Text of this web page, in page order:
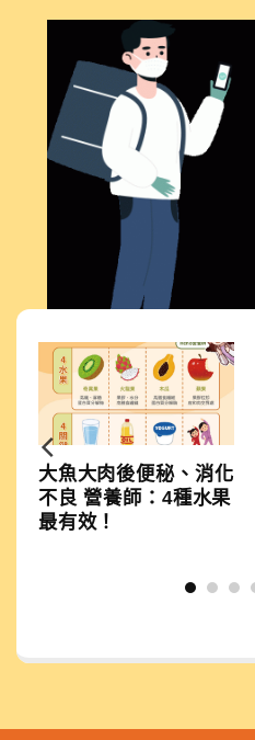
大魚大肉後便秘、消化
不良 營養師：4種水果
最有效！